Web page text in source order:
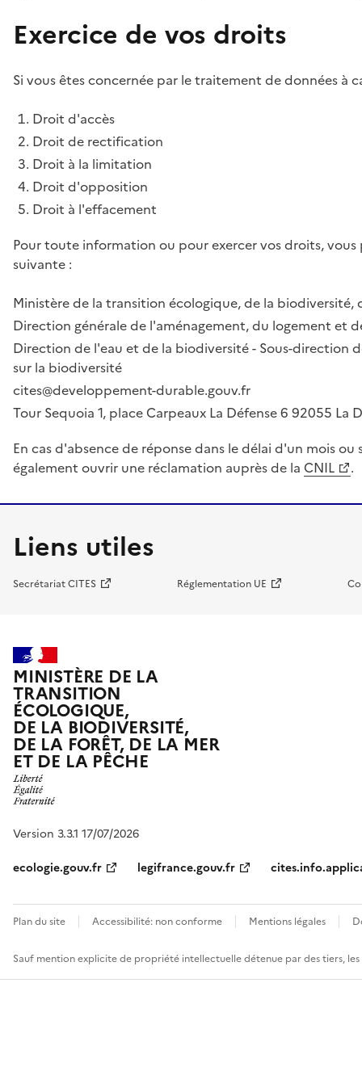
Exercice de vos droits
Si vous êtes concernée par le traitement de données à
Droit d'accès
Droit de rectification
Droit à la limitation
Droit d'opposition
Droit à l'effacement
Pour toute information ou pour exercer vos droits,
suivante :
Ministère de la transition écologique, de la biodiversité,
Direction générale de l'aménagement, du logement et
Direction de l'eau et de la biodiversité - Sous-direction
sur la biodiversité
cites@developpement-durable.gouv.fr
Tour Sequoia 1, place Carpeaux La Défense 6 92055 La
En cas d'absence de réponse dans le délai d'un mois
également ouvrir une réclamation auprès de la CNIL .
Liens utiles
Secrétariat CITES Réglementation UE
MINISTÈRE DE LA
TRANSITION
ÉCOLOGIQUE,
DE LA BIODIVERSITÉ,
DE LA FORÊT, DE LA MER
ET DE LA PÊCHE
Version 3.3.1 17/07/2026
ecologie.gouv.fr
legifrance.gouv.fr
Plan du site Accessibilité: non conforme Mentions légales
Sauf mention explicite de propriété intellectuelle détenue par des tiers,